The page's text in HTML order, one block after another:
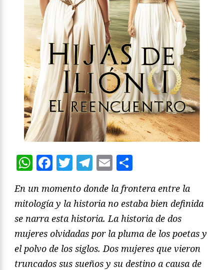
WhatsApp
Facebook
Twitter
Telegram
Email
En un momento donde la frontera entre la
mitología y la historia no estaba bien definida
se narra esta historia. La historia de dos
mujeres olvidadas por la pluma de los poetas y
el polvo de los siglos. Dos mujeres que vieron
truncados sus sueños y su destino a causa de